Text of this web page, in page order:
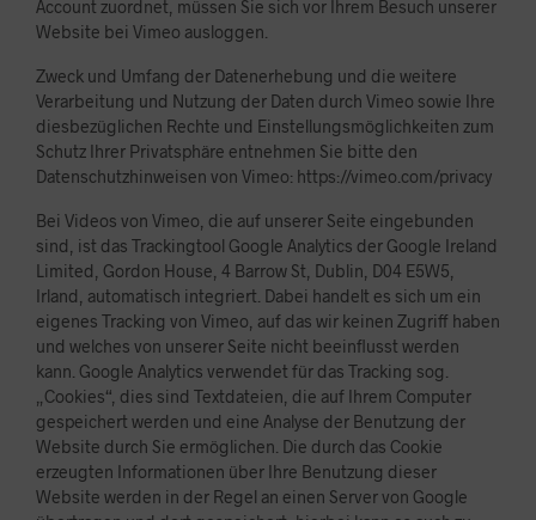
Account zuordnet, müssen Sie sich vor Ihrem Besuch unserer
Website bei Vimeo ausloggen.
Zweck und Umfang der Datenerhebung und die weitere
Verarbeitung und Nutzung der Daten durch Vimeo sowie Ihre
diesbezüglichen Rechte und Einstellungsmöglichkeiten zum
Schutz Ihrer Privatsphäre entnehmen Sie bitte den
Datenschutzhinweisen von Vimeo: https://vimeo.com/privacy
Bei Videos von Vimeo, die auf unserer Seite eingebunden
sind, ist das Trackingtool Google Analytics der Google Ireland
Limited, Gordon House, 4 Barrow St, Dublin, D04 E5W5,
Irland, automatisch integriert. Dabei handelt es sich um ein
eigenes Tracking von Vimeo, auf das wir keinen Zugriff haben
und welches von unserer Seite nicht beeinflusst werden
kann. Google Analytics verwendet für das Tracking sog.
„Cookies“, dies sind Textdateien, die auf Ihrem Computer
gespeichert werden und eine Analyse der Benutzung der
Website durch Sie ermöglichen. Die durch das Cookie
erzeugten Informationen über Ihre Benutzung dieser
Website werden in der Regel an einen Server von Google